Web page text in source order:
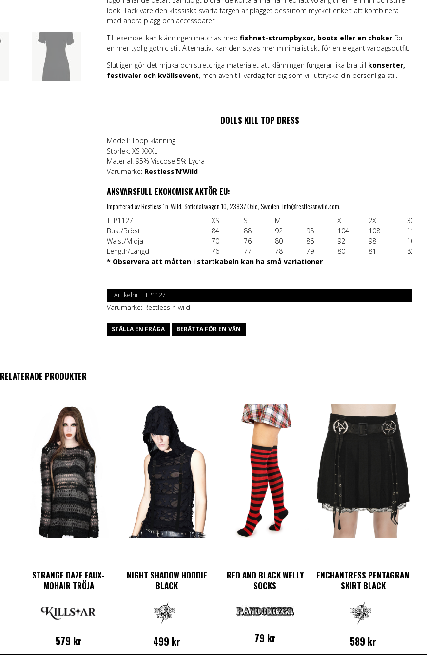
look. Tack vare den klassiska svarta färgen är plagget dessutom mycket enkelt att kombinera
med andra plagg och accessoarer.
Till exempel kan klänningen matchas med fishnet-strumpbyxor, boots eller en chokerför
en mer tydlig gothic stil. Alternativt kan den stylas mer minimalistiskt för en elegant vardagsoutfit.
Slutligen gör det mjuka och stretchiga materialet att klänningen fungerar lika bra till konserter,
festivaler och kvällsevent, men även till vardag för dig som vill uttrycka din personliga stil.
DOLLS KILL TOP DRESS
Modell: Topp klänning
Storlek: XS-XXXL
Material: 95% Viscose 5% Lycra
Varumärke: Restless’N’Wild
ANSVARSFULL EKONOMISK AKTÖR EU:
Importerad av Restless ’ n’ Wild. Sofiedalsvägen 10, 23837 Oxie, Sweden, info@restlessnwild.com.
TTP1127 XS S M L XL 2XL
3XL
Bust/Bröst
84 88 92 98 104 108
112
Waist/Midja
70 76 80 86 92 98
102
Length/Längd
76 77 78 79 80 81
82
* Observera att måtten i startkabeln kan ha små variationer
Artikelnr: TTP1127
Varumärke: Restless n wild
STÄLLA EN FRÅGA BERÄTTA FÖR EN VÄN
RELATERADE PRODUKTER
STRANGE DAZE FAUX-
MOHAIR TRÖJA
579 kr
Den
NIGHT SHADOW HOODIE
BLACK
499 kr
RED AND BLACK WELLY
SOCKS
79 kr
ENCHANTRESS PENTAGRAM
SKIRT BLACK
589 kr